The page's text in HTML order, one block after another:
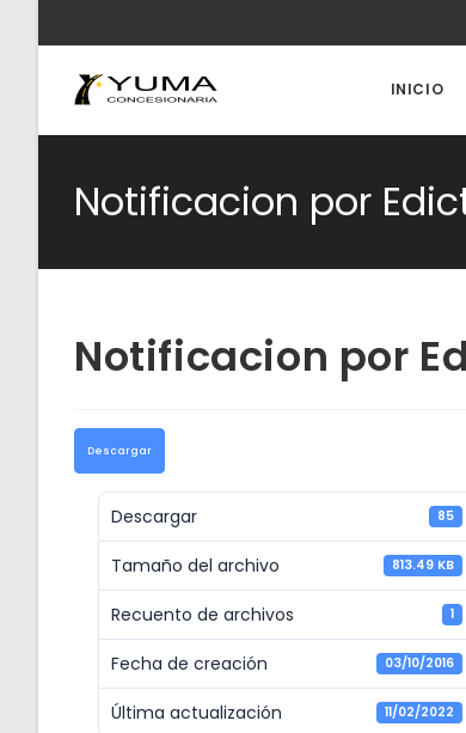
contenido
INICIO
Notificacion por
Notificacion por
Descargar
Descargar 85
Tamaño del archivo 813.49 KB
Recuento de archivos 1
Fecha de creación 03/10/2016
Última actualización 11/02/2022